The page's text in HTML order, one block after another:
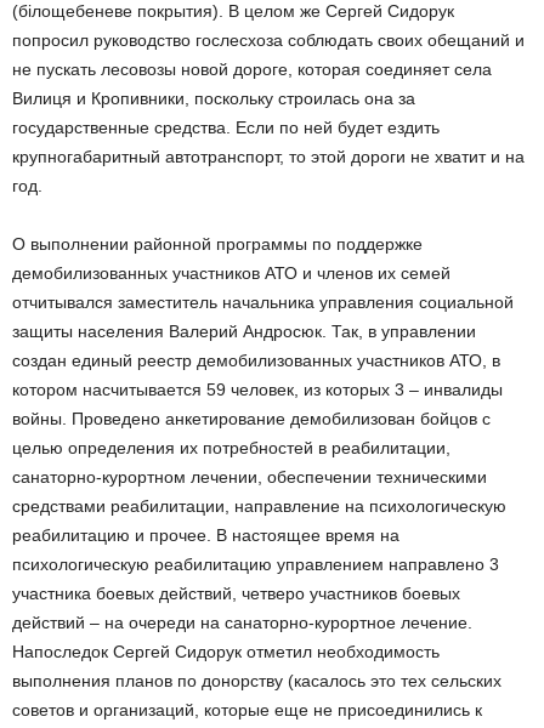
(білощебеневе покрытия). В целом же Сергей Сидорук
попросил руководство гослесхоза соблюдать своих обещаний и
не пускать лесовозы новой дороге, которая соединяет села
Вилиця и Кропивники, поскольку строилась она за
государственные средства. Если по ней будет ездить
крупногабаритный автотранспорт, то этой дороги не хватит и на
год.
О выполнении районной программы по поддержке
демобилизованных участников АТО и членов их семей
отчитывался заместитель начальника управления социальной
защиты населения Валерий Андросюк. Так, в управлении
создан единый реестр демобилизованных участников АТО, в
котором насчитывается 59 человек, из которых 3 – инвалиды
войны. Проведено анкетирование демобилизован бойцов с
целью определения их потребностей в реабилитации,
санаторно-курортном лечении, обеспечении техническими
средствами реабилитации, направление на психологическую
реабилитацию и прочее. В настоящее время на
психологическую реабилитацию управлением направлено 3
участника боевых действий, четверо участников боевых
действий – на очереди на санаторно-курортное лечение.
Напоследок Сергей Сидорук отметил необходимость
выполнения планов по донорству (касалось это тех сельских
советов и организаций, которые еще не присоединились к